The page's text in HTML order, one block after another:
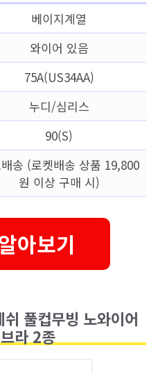
베이지계열
와이어 있음
75A(US34AA)
누디/심리스
90(S)
송 (로켓배송 상품 19,800
원 이상 구매 시)
아보기
풀컵무빙 노와이어
라 2종